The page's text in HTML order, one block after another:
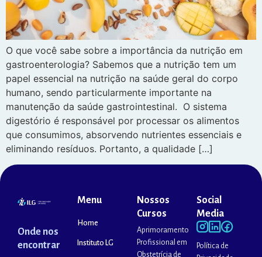
O que você sabe sobre a importância da nutrição em
gastroenterologia? Sabemos que a nutrição tem um
papel essencial na nutrição na saúde geral do corpo
humano, sendo particularmente importante na
manutenção da saúde gastrointestinal. O sistema
digestório é responsável por processar os alimentos
que consumimos, absorvendo nutrientes essenciais e
eliminando resíduos. Portanto, a qualidade […]
Onde nos
encontrar
Menu
Home
Instituto LG
Nossos
Cursos
Aprimoramento
Profissional em
Obstetrícia de
Social
Media
Política de